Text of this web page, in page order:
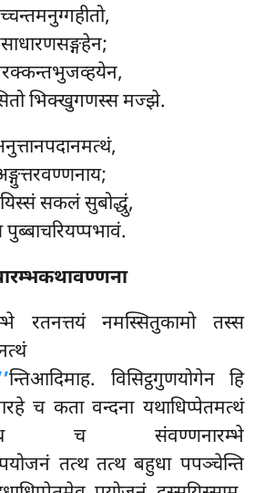
भिक्खुगणस्स मज्झे.
सकलं सुबोद्धुं,
पुब्बाचरियप्पभावं.
रतनत्तयं नमस्सितुकामो तस्स
न्तिआदिमाह. विसिट्ठगुणयोगेन हि
च कता वन्दना यथाधिप्पेतमत्थं
च संवण्णनारम्भे
तत्थ तत्थ बहुधा पपञ्चेन्ति